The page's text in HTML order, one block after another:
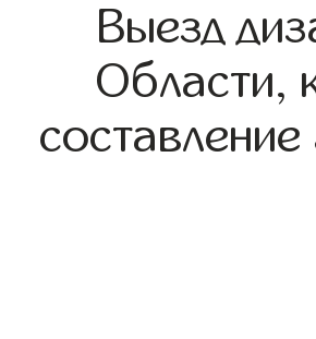
Выезд
Области,